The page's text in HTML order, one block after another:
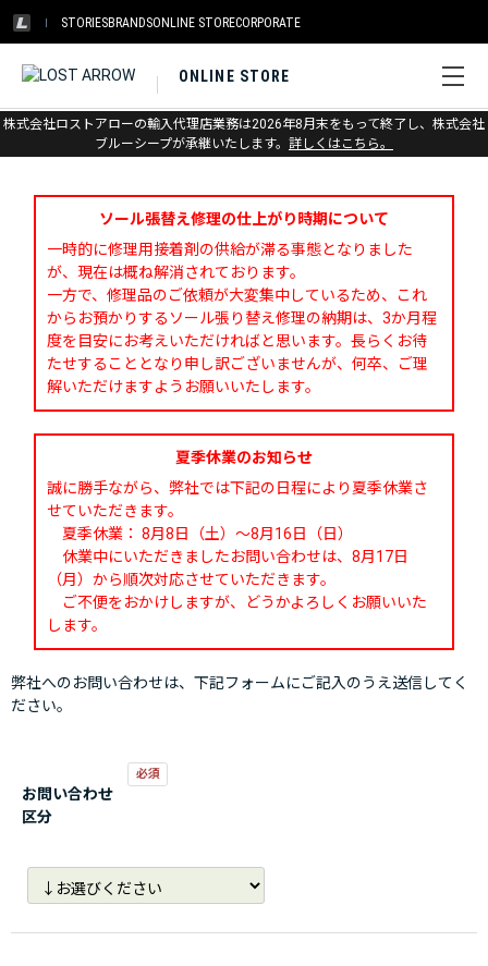
STORIESBRANDSONLINE STORECORPORATE
ONLINE STORE
株式会社ロストアローの輸入代理店業務は2026年8月末をもって終了し、株式会社
ブルーシープが承継いたします。 詳しくはこちら。
お問い合わせ
ソール張替え修理の仕上がり時期について
一時的に修理用接着剤の供給が滞る事態となりました
が、現在は概ね解消されております。
一方で、修理品のご依頼が大変集中しているため、これ
からお預かりするソール張り替え修理の納期は、3か月程
度を目安にお考えいただければと思います。長らくお待
たせすることとなり申し訳ございませんが、何卒、ご理
解いただけますようお願いいたします。
夏季休業のお知らせ
誠に勝手ながら、弊社では下記の日程により夏季休業さ
せていただきます。
夏季休業： 8月8日（土）～8月16日（日）
休業中にいただきましたお問い合わせは、8月17日
（月）から順次対応させていただきます。
ご不便をおかけしますが、どうかよろしくお願いいた
します。
弊社へのお問い合わせは、下記フォームにご記入のうえ送信してく
ださい。
お問い合わせ
区分